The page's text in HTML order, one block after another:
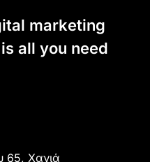
marketing
all you need
65, Χανιά